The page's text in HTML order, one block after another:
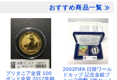
おすすめ商品一覧
ブリタニア金貨 100
ポンド金貨 2017年銘
2002FIFA 日韓ワール
ドカップ 記念金銀プ